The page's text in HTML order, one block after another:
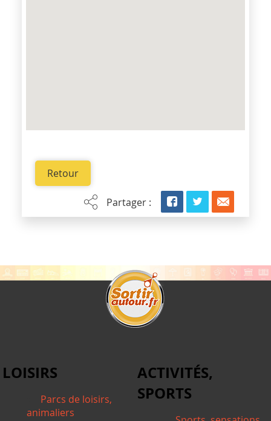
Retour
Partager :
LOISIRS
Parcs de loisirs,
animaliers
ACTIVITÉS,
SPORTS